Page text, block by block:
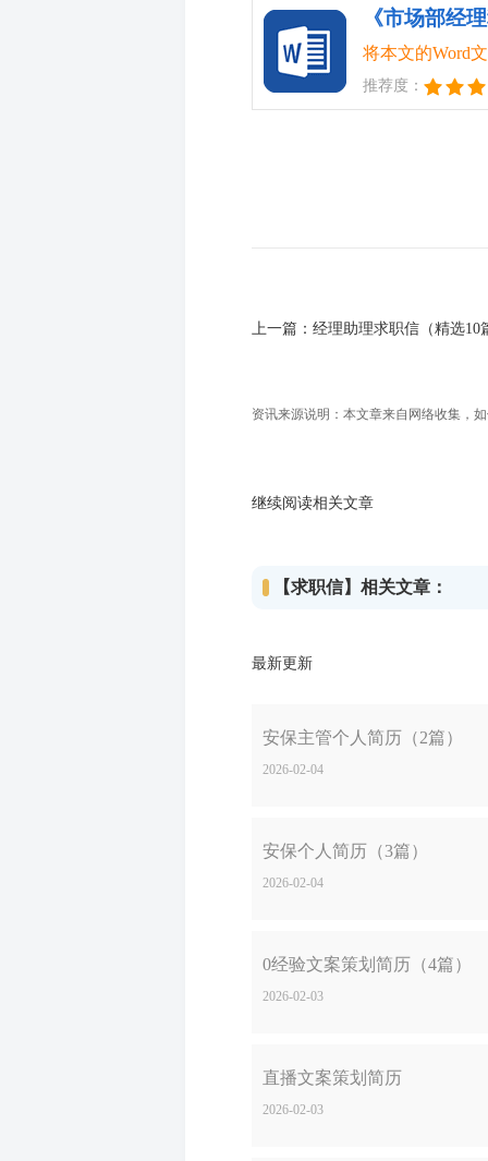
《市场部经
将本文的Word
推荐度：
上一篇： 经理助理求职信（精选10
资讯来源说明：本文章来自网络收集，
继续阅读相关文章
【求职信】相关文章：
最新更新
安保主管个人简历（2篇）
2026-02-04
安保个人简历（3篇）
2026-02-04
0经验文案策划简历（4篇）
2026-02-03
直播文案策划简历
2026-02-03